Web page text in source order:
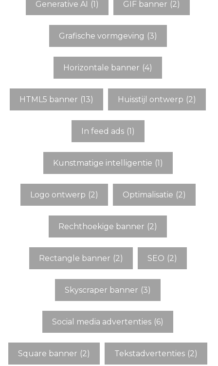
Generative AI (1) GIF banner (2)
Grafische vormgeving (3)
Horizontale banner (4)
HTML5 banner (13) Huisstijl ontwerp (2)
In feed ads (1)
Kunstmatige intelligentie (1)
Logo ontwerp (2) Optimalisatie (2)
Rechthoekige banner (2)
Rectangle banner (2) SEO (2)
Skyscraper banner (3)
Social media advertenties (6)
Square banner (2) Tekstadvertenties (2)